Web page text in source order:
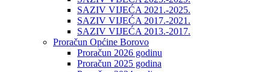
SAZIV VIJEĆA 2021.-2025.
SAZIV VIJEĆA 2017.-2021.
SAZIV VIJEĆA 2013.-2017.
Proračun Općine Borovo
Proračun 2026 godinu
Proračun 2025 godina